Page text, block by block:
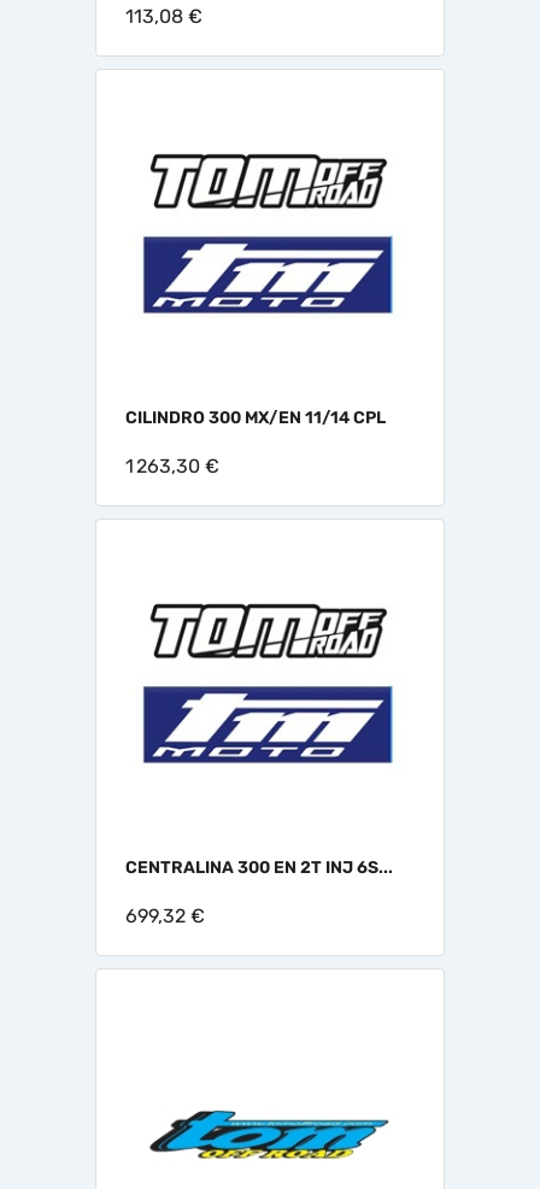
113,08 €
CILINDRO 300 MX/EN 11/14 CPL
1 263,30 €
CENTRALINA 300 EN 2T INJ 6S...
699,32 €